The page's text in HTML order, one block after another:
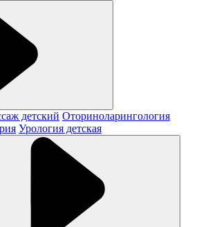
детский Оториноларингология
Урология детская